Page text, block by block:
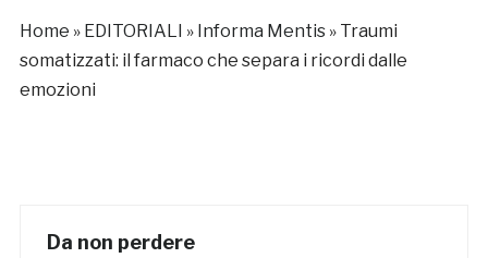
Home » EDITORIALI » Informa Mentis» Traumi
somatizzati: il farmaco che separa i ricordi dalle
emozioni
Da non perdere